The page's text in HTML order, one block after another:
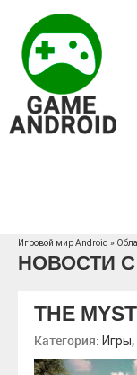
Игровой мир Android »
НОВОСТИ С
THE
Категория: Игры,